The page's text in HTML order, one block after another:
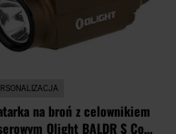
na broń z celownikiem
Olight BALDR S Cool